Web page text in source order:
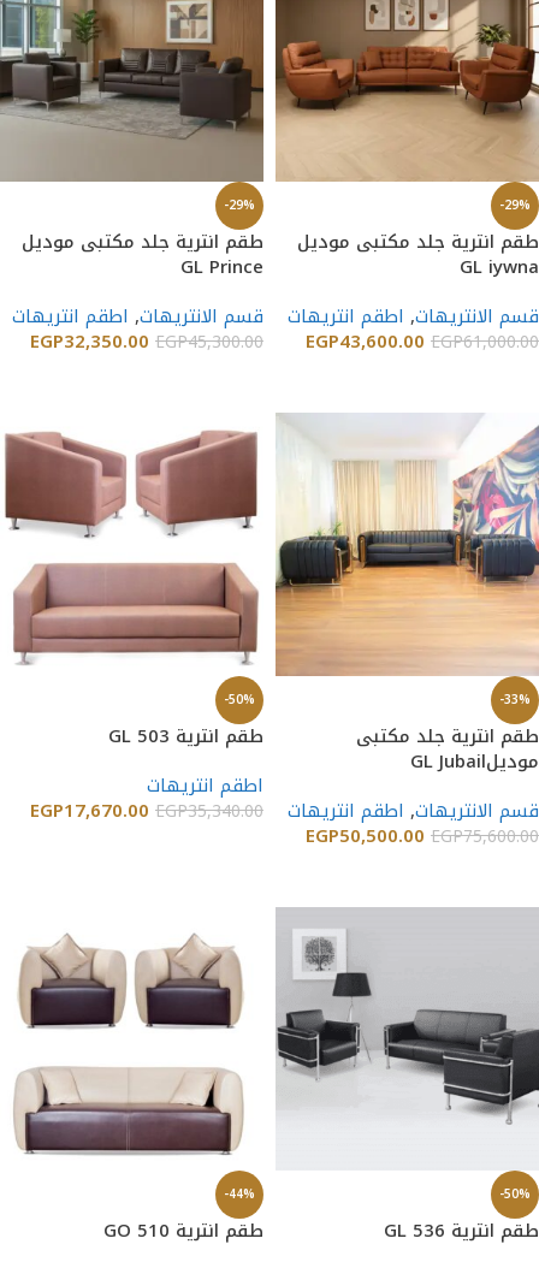
-29%
طقم انترية جلد مكتبى موديل
GL iywna
قسم الانتريهات, اطقم انتريهات
EGP61,000.00
EGP43,600.00
-29%
طقم انترية جلد مكتبى موديل
GL Prince
قسم الانتريهات, اطقم انتريهات
EGP45,300.00
EGP32,350.00
-33%
طقم انترية جلد مكتبى
موديلGL Jubail
قسم الانتريهات, اطقم انتريهات
EGP75,600.00
EGP50,500.00
-50%
طقم انترية GL 503
اطقم انتريهات
EGP35,340.00
EGP17,670.00
-50%
طقم انترية GL 536
-44%
طقم انترية GO 510